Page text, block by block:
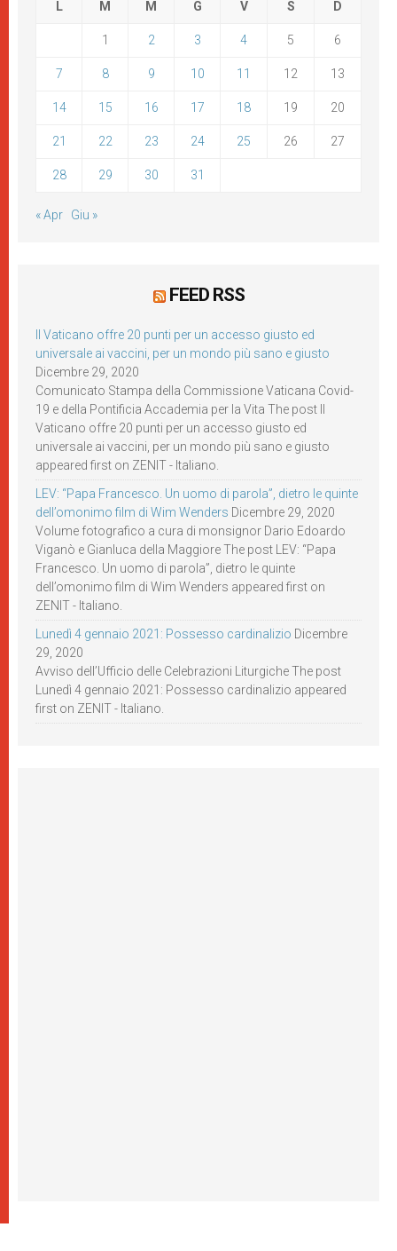
L M M G V S D
1 2 3 4 5 6
7 8 9 10 11 12 13
14 15 16 17 18 19 20
21 22 23 24 25 26 27
28 29 30 31
« Apr Giu »
FEED RSS
Il Vaticano offre 20 punti per un accesso giusto ed
universale ai vaccini, per un mondo più sano e giusto
Dicembre 29, 2020
Comunicato Stampa della Commissione Vaticana Covid-
19 e della Pontificia Accademia per la Vita The post Il
Vaticano offre 20 punti per un accesso giusto ed
universale ai vaccini, per un mondo più sano e giusto
appeared first on ZENIT - Italiano.
LEV: “Papa Francesco. Un uomo di parola”, dietro le quinte
dell’omonimo film di Wim Wenders Dicembre 29, 2020
Volume fotografico a cura di monsignor Dario Edoardo
Viganò e Gianluca della Maggiore The post LEV: “Papa
Francesco. Un uomo di parola”, dietro le quinte
dell’omonimo film di Wim Wenders appeared first on
ZENIT - Italiano.
Lunedì 4 gennaio 2021: Possesso cardinalizio Dicembre
29, 2020
Avviso dell’Ufficio delle Celebrazioni Liturgiche The post
Lunedì 4 gennaio 2021: Possesso cardinalizio appeared
first on ZENIT - Italiano.